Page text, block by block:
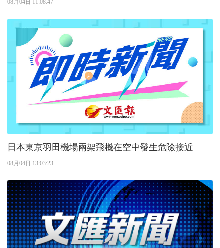
08月04日 11:08:47
日本東京羽田機場兩架飛機在空中發生危險接近
08月04日 13:03:23